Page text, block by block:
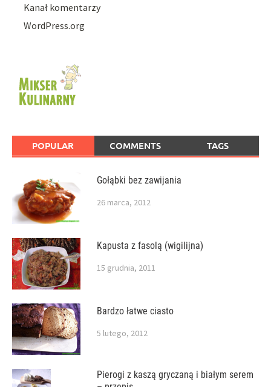
Kanał komentarzy
WordPress.org
POPULAR COMMENTS TAGS
Gołąbki bez zawijania
26 marca, 2012
Kapusta z fasolą (wigilijna)
15 grudnia, 2011
Bardzo łatwe ciasto
5 lutego, 2012
Pierogi z kaszą gryczaną i białym serem